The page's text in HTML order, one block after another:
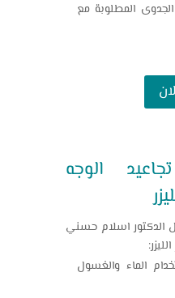
المطلوبة مع
الوجه
الدكتور اسلام حسني
الماء والغسول